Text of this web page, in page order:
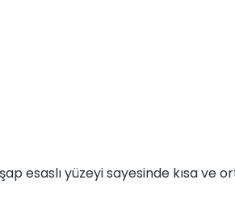
esaslı yüzeyi sayesinde kısa ve